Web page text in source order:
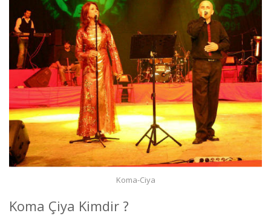
Koma-Ciya
Koma Çiya Kimdir ?